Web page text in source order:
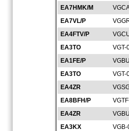
EA7HMK/M
EA7VL/P
EA4FTV/P
EA3TO
VGT-
EA1FE/P
EA3TO
VGT-
EA4ZR
EA8BFH/P
EA4ZR
EA3KX